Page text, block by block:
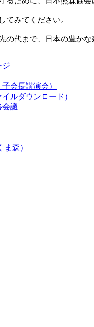
てみてください。
の代まで、日本の豊か
ジ
会長講演会）
ルダウンロード）
会議
森）